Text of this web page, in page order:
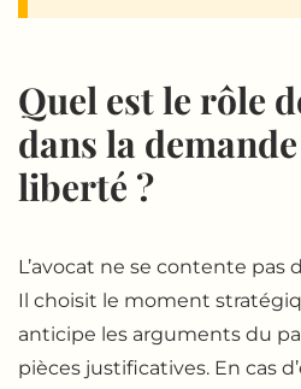
Quel est le rôle
dans la
liberté ?
L’avocat ne se contente pas
Il choisit le moment
anticipe les arguments du
pièces justificatives. En cas